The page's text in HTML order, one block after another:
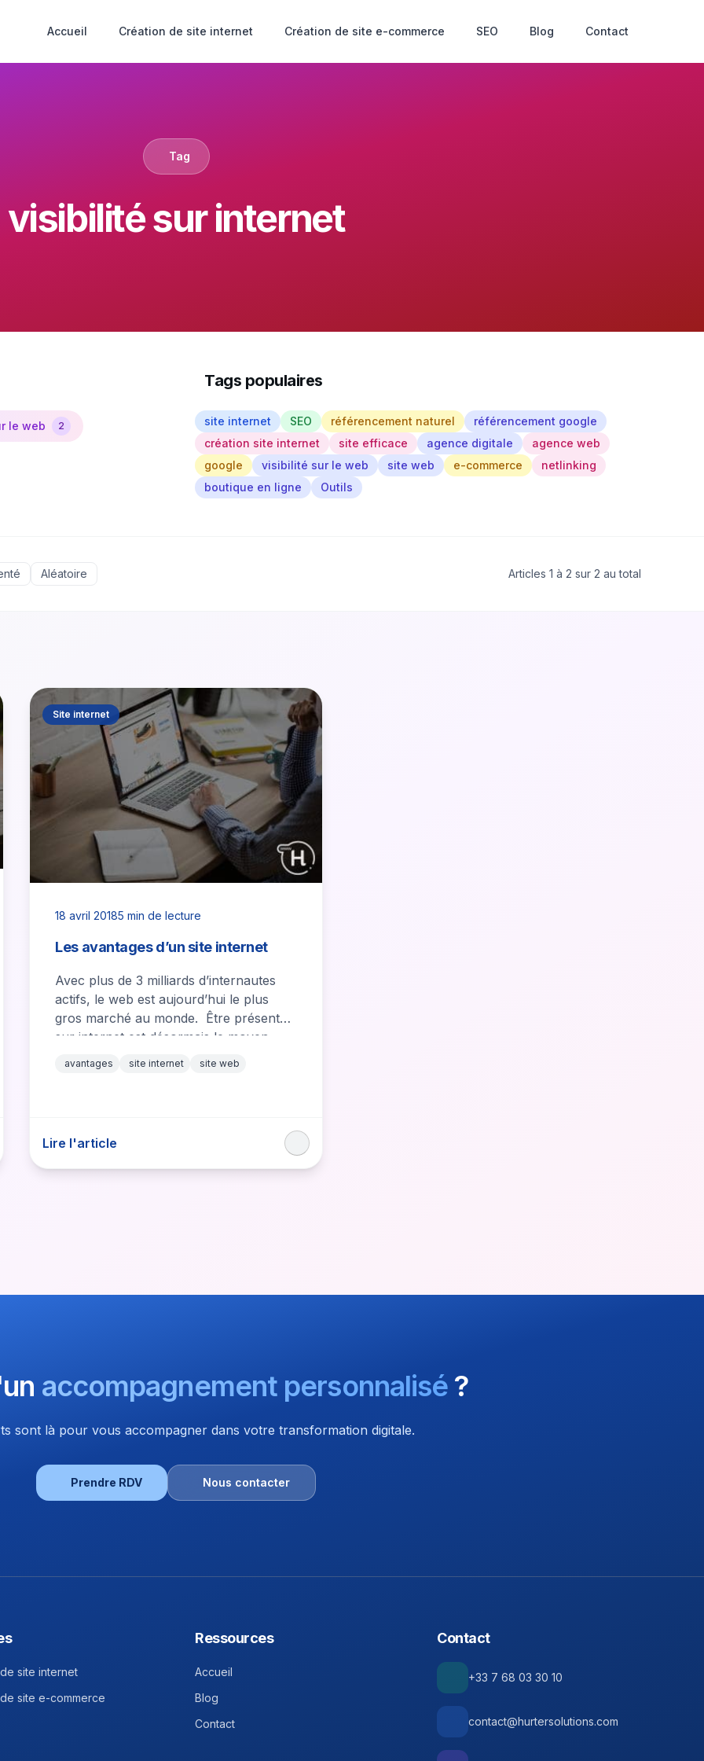
Accueil Création de site internet Création de site e-commerce SEO Blog Contact
Tag
visibilité sur internet
le web 2
Tags populaires
site internet SEO référencement naturel
référencement google
création site internet
site efficace agence digitale
agence web
google
visibilité sur le web site web e-commerce
netlinking
boutique en ligne
Outils
Aléatoire Articles 1 à 2 sur 2 au total
Site internet
18 avril 20185 min de lecture
Les avantages d’un site internet
Avec plus de 3 milliards d’internautes
actifs, le web est aujourd’hui le plus
gros marché au monde. Être présent
sur internet est désormais le moyen…
avantages site internet site web
Lire l'article
accompagnement personnalisé ?
sont là pour vous accompagner dans votre transformation digitale.
Prendre RDV Nous contacter
site internet
site e-commerce
Ressources
Accueil
Blog
Contact
Contact
+33 7 68 03 30 10
contact@hurtersolutions.com